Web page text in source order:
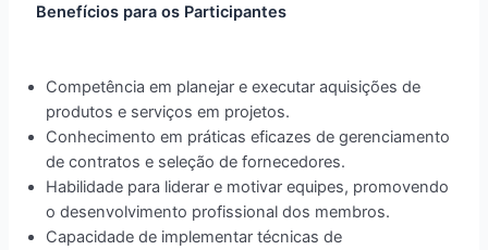
Benefícios para os Participantes
Competência em planejar e executar aquisições de
produtos e serviços em projetos.
Conhecimento em práticas eficazes de gerenciamento
de contratos e seleção de fornecedores.
Habilidade para liderar e motivar equipes, promovendo
o desenvolvimento profissional dos membros.
Capacidade de implementar técnicas de